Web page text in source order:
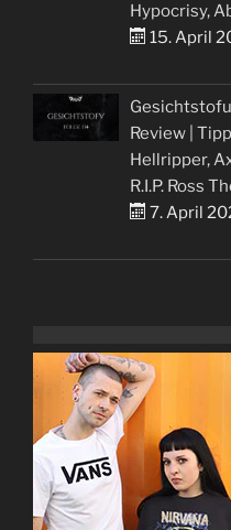
Hypocrisy,
15. April
Gesichtstofu
Review |
Hellripper,
R.I.P. Ross
7. April